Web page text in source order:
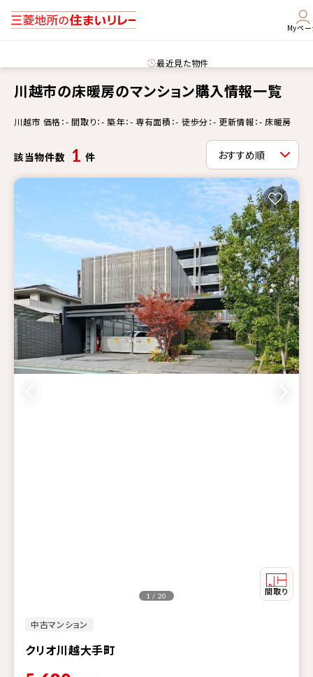
Myペ
最近見た物件
川越市の床暖房のマンション購入情報一覧
川越市 価格：- 間取り：- 築年：- 専有面積：- 徒歩分：- 更新情報：- 床暖房
該当物件数 1 件
中古マンション
クリオ川越大手町
1 / 20